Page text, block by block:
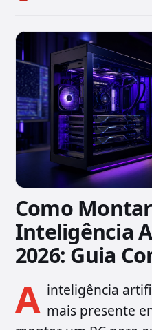
Como
Inteligência
2026: Guia
A inteligência
mais presente